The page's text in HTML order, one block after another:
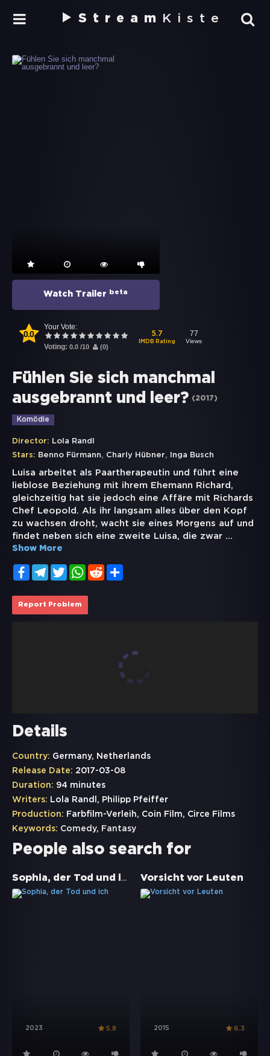
Stream Kiste
Watch Trailer beta
0.0
Your Vote:
Voting: 0.0 /10 (0)
5.7
IMDB Rating
77
Views
Fühlen Sie sich manchmal
ausgebrannt und leer? (2017)
Komödie
Director: Lola Randl
Stars: Benno Fürmann, Charly Hübner, Inga Busch
Luisa arbeitet als Paartherapeutin und führt eine
lieblose Beziehung mit ihrem Ehemann Richard,
gleichzeitig hat sie jedoch eine Affäre mit Richards
Chef Leopold. Als ihr langsam alles über den Kopf
zu wachsen droht, wacht sie eines Morgens auf und
findet neben sich eine zweite Luisa, die zwar ...
Show More
FacebookTelegramTwitterWhatsApp
Reddit
Report Problem
Details
Country: Germany, Netherlands
Release Date: 2017-03-08
Duration: 94 minutes
Writers: Lola Randl, Philipp Pfeiffer
Production: Farbfilm-Verleih, Coin Film, Circe Films
Keywords: Comedy, Fantasy
People also search for
Sophia, der Tod und ich
2023 5.8
Vorsicht vor Leuten
2015 6.3